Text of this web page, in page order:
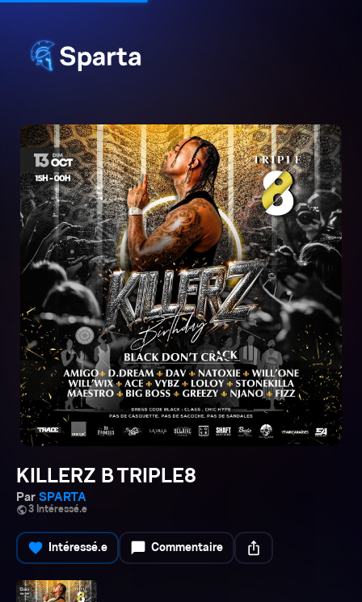
KILLERZ B TRIPLE8
Par SPARTA
public3 Intéressé.e
favorite Intéressé.e chat_bubble Commentaire ios_share